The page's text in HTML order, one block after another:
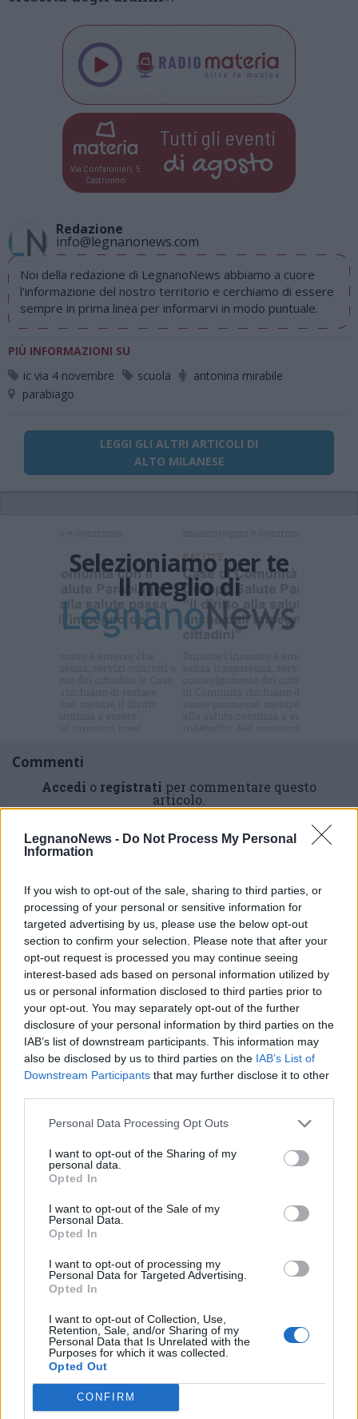
LegnanoNews - Do Not Process My Personal
Information
If you wish to opt-out of the sale, sharing to third parties, or
processing of your personal or sensitive information for
targeted advertising by us, please use the below opt-out
section to confirm your selection. Please note that after your
opt-out request is processed you may continue seeing
interest-based ads based on personal information utilized by
us or personal information disclosed to third parties prior to
your opt-out. You may separately opt-out of the further
disclosure of your personal information by third parties on the
IAB’s list of downstream participants. This information may
also be disclosed by us to third parties on the IAB’s List of
Downstream Participants that may further disclose it to other
Personal Data Processing Opt Outs
I want to opt-out of the Sharing of my
personal data.
Opted In
I want to opt-out of the Sale of my
Personal Data.
Opted In
I want to opt-out of processing my
Personal Data for Targeted Advertising.
Opted In
I want to opt-out of Collection, Use,
Retention, Sale, and/or Sharing of my
Personal Data that Is Unrelated with the
Purposes for which it was collected.
Opted Out
CONFIRM
Via Confalonieri, 5
Castronno
Tutti gli eventi
di agosto
Redazione
info@legnanonews.com
Noi della redazione di LegnanoNews abbiamo a cuore
l'informazione del nostro territorio e cerchiamo di essere
sempre in prima linea per informarvi in modo puntuale.
PIÙ INFORMAZIONI SU
ic via 4 novembre
scuola
antonina mirabile
parabiago
LEGGI GLI ALTRI ARTICOLI DI
ALTO MILANESE
Selezioniamo per te
Il meglio di
Iscriviti alla
newsletter
Commenti
Accedi o registrati per commentare questo
articolo.
L'email è richiesta ma non verrà mostrata ai visitatori. Il contenuto di questo
commento esprime il pensiero dell'autore e non rappresenta la linea editoriale
di VareseNews.it, che rimane autonoma e indipendente. I messaggi inclusi nei
commenti non sono testi giornalistici, ma post inviati dai singoli lettori che
ALTRE NOTIZIE DI PARABIAGO